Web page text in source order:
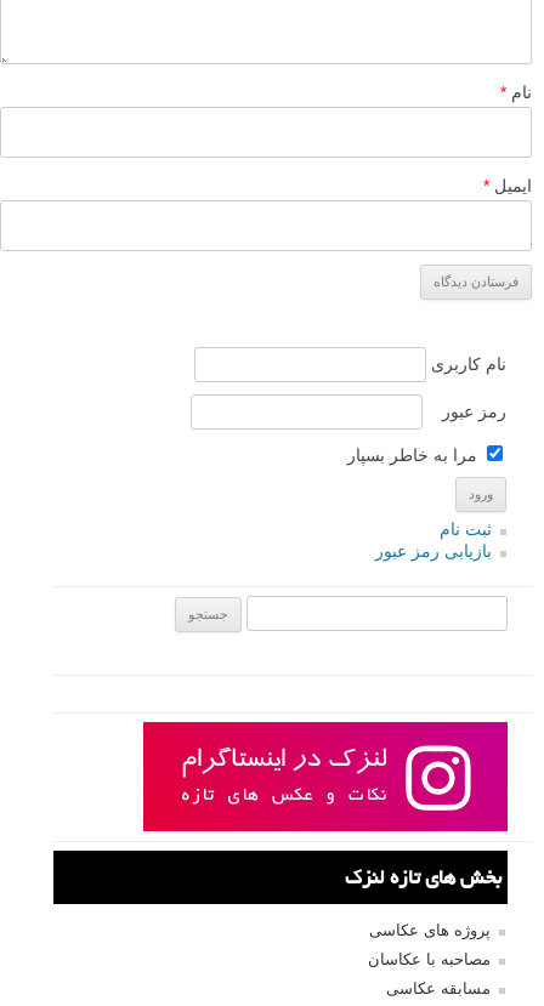
نام *
ایمیل *
نام کاربری
رمز عبور
مرا به خاطر بسپار
ثبت نام
بازیابی رمز عبور
بخش های تازه لنزک
پروژه های عکاسی
مصاحبه با عکاسان
مسابقه عکاسی